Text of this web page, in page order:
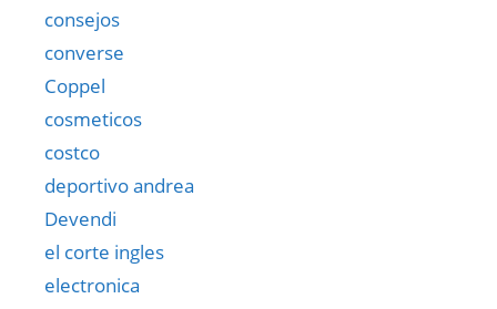
consejos
converse
Coppel
cosmeticos
costco
deportivo andrea
Devendi
el corte ingles
electronica